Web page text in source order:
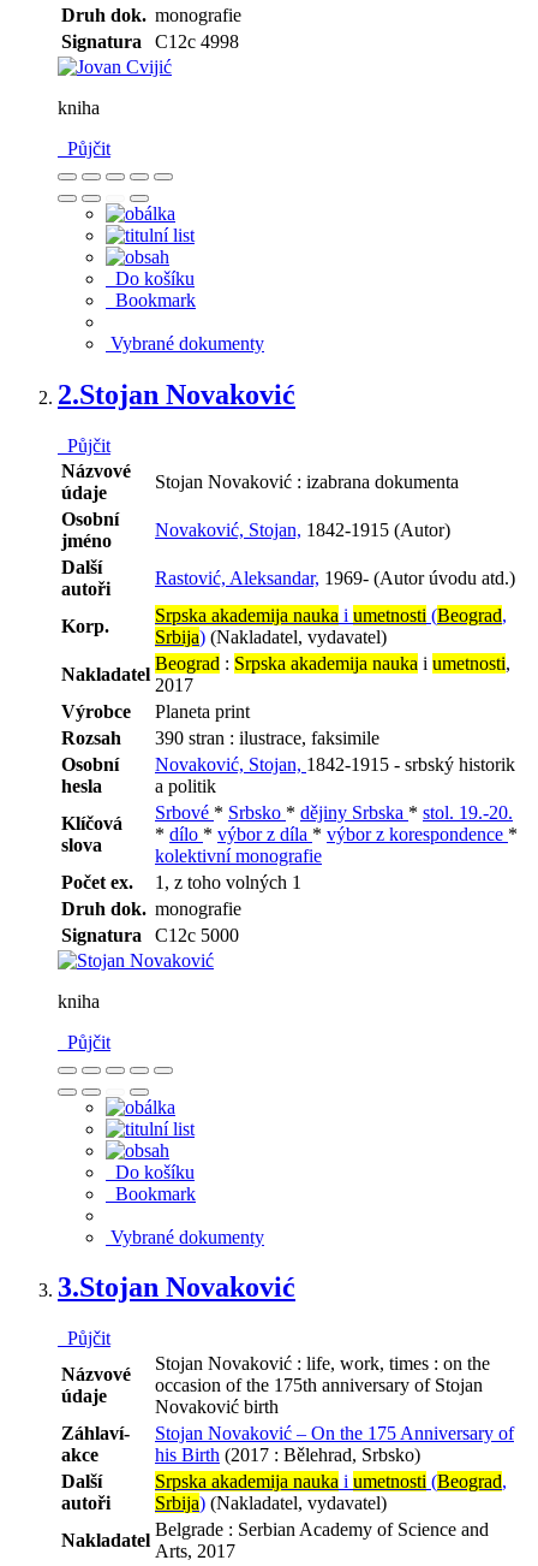
Druh dok. monografie
Signatura
C12c 4998
kniha
Půjčit
Do košíku
Bookmark
Vybrané dokumenty
2.Stojan Novaković
Půjčit
Názvové
údaje
Stojan Novaković : izabrana dokumenta
Osobní
jméno
Novaković, Stojan, 1842-1915 (Autor)
Další
autoři
Rastović, Aleksandar, 1969- (Autor úvodu atd.)
Korp.
Srpska akademija nauka i umetnosti (Beograd,
Srbija) (Nakladatel, vydavatel)
Nakladatel
Beograd : Srpska akademija nauka i umetnosti,
2017
Výrobce
Planeta print
Rozsah
390 stran : ilustrace, faksimile
Osobní
hesla
Novaković, Stojan, 1842-1915 - srbský historik
a politik
Klíčová
slova
Srbové * Srbsko * dějiny Srbska * stol. 19.-20.
* dílo * výbor z díla * výbor z korespondence *
kolektivní monografie
Počet ex.
1, z toho volných 1
Druh dok. monografie
Signatura
C12c 5000
kniha
Půjčit
Do košíku
Bookmark
Vybrané dokumenty
3.Stojan Novaković
Půjčit
Názvové
údaje
Stojan Novaković : life, work, times : on the
occasion of the 175th anniversary of Stojan
Novaković birth
Záhlaví-
akce
Stojan Novaković – On the 175 Anniversary of
his Birth (2017 : Bělehrad, Srbsko)
Další
autoři
Srpska akademija nauka i umetnosti (Beograd,
Srbija) (Nakladatel, vydavatel)
Nakladatel
Belgrade : Serbian Academy of Science and
Arts, 2017